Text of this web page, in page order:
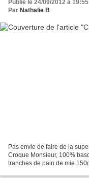
Publié le 24/09/2012 à 19:55
Par Nathalie B
Pas envie de faire de la
Croque Monsieur, 100%
tranches de pain de mie